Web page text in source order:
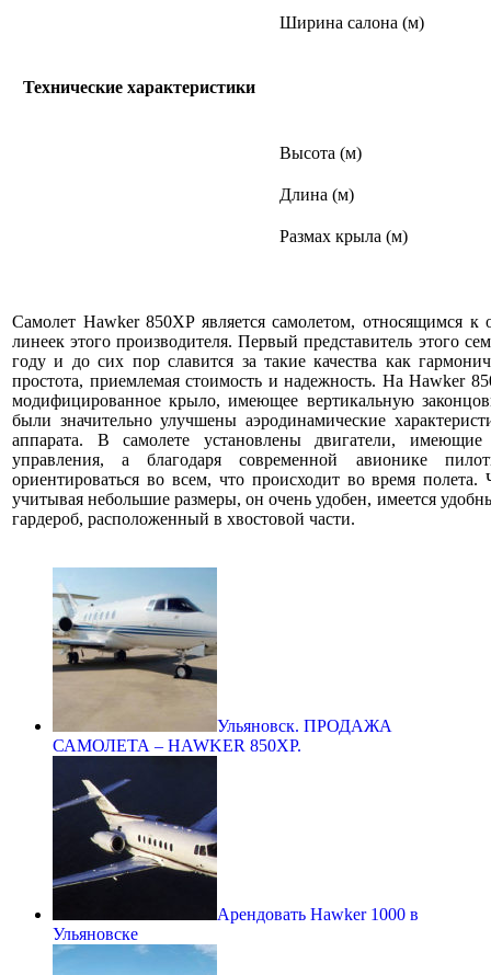
Ширина салона (м)
Технические характеристики
Высота (м)
Длина (м)
Размах крыла (м)
Самолет Hawker 850XP является самолетом, относящимся
линеек этого производителя. Первый представитель этого
году и до сих пор славится за такие качества как
простота, приемлемая стоимость и надежность. На Hawker
модифицированное крыло, имеющее вертикальную
были значительно улучшены аэродинамические
аппарата. В самолете установлены двигатели, имеющие
управления, а благодаря современной авионике
ориентироваться во всем, что происходит во время полета.
учитывая небольшие размеры, он очень удобен, имеется
гардероб, расположенный в хвостовой части.
Ульяновск. ПРОДАЖА
САМОЛЕТА – HAWKER 850XP.
Арендовать Hawker 1000 в
Ульяновске